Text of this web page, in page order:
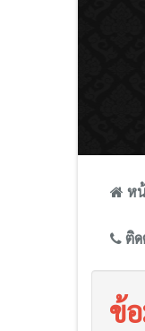
ห
ติด
ข้